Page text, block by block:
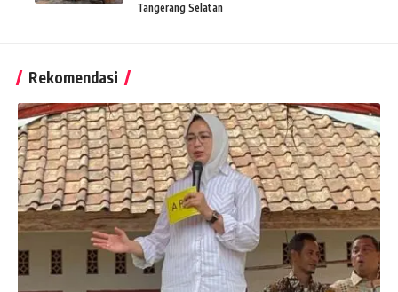
Tangerang Selatan
Rekomendasi